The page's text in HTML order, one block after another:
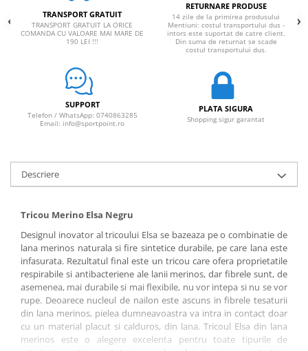
TRANSPORT GRATUIT
TRANSPORT GRATUIT LA ORICE
COMANDA CU VALOARE MAI MARE DE
190 LEI !!!
RETURNARE PRODUSE
14 zile de la primirea produsului
Mentiuni: costul transportului dus -
intors este suportat de catre client.
Din suma de returnat se scade
costul transportului dus.
SUPPORT
Telefon / WhatsApp: 0740863285
Email: info@sportpoint.ro
PLATA SIGURA
Shopping sigur garantat
Descriere
Tricou Merino Elsa Negru
Designul inovator al tricoului Elsa se bazeaza pe o combinatie de
lana merinos naturala si fire sintetice durabile, pe care lana este
infasurata. Rezultatul final este un tricou care ofera proprietatile
respirabile si antibacteriene ale lanii merinos, dar fibrele sunt, de
asemenea, mai durabile si mai flexibile, nu vor intepa si nu se vor
rupe. Deoarece nucleul de nailon este ascuns in fibrele tesaturii
din lana merinos, pielea dumneavoastra va intra in contact doar
cu un material placut si calduros, din lana. Tricoul Elsa din lana
merinos este o alegere excelenta pentru toate tipurile de